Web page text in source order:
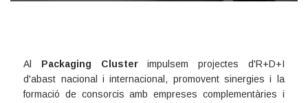
Al Packaging Clusterimpulsem projectes d'R+D+I
d'abast nacional i internacional, promovent sinergies i la
formació de consorcis amb empreses complementàries i